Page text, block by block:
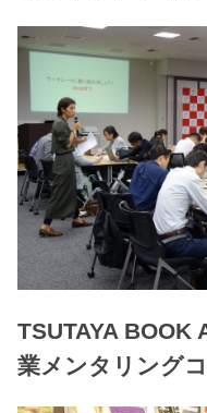
TSUTAYA BOOK
業メンタリング